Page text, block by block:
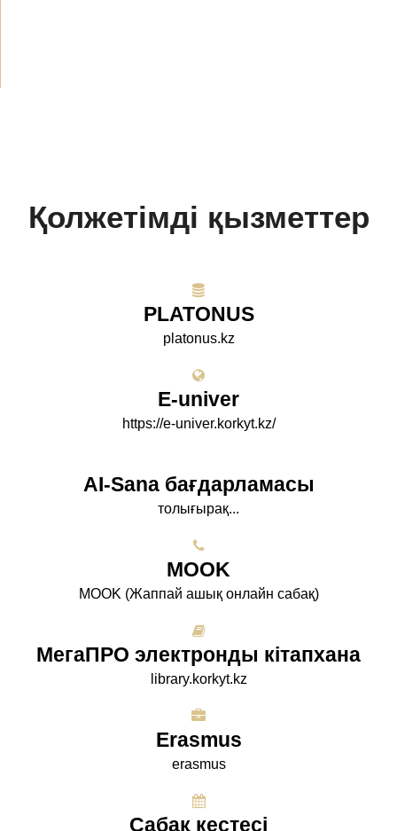
Қолжетімді қызметтер
PLATONUS
platonus.kz
E-univer
https://e-univer.korkyt.kz/
AI-Sana бағдарламасы
толығырақ...
МООK
МООK (Жаппай ашық онлайн сабақ)
МегаПРО электронды кітапхана
library.korkyt.kz
Erasmus
erasmus
Сабақ кестесі